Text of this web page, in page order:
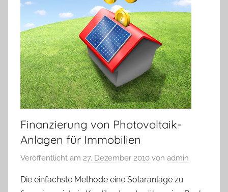
Finanzierung von Photovoltaik-
Anlagen für Immobilien
Veröffentlicht am 27. Dezember 2010 von admin
Die einfachste Methode eine Solaranlage zu